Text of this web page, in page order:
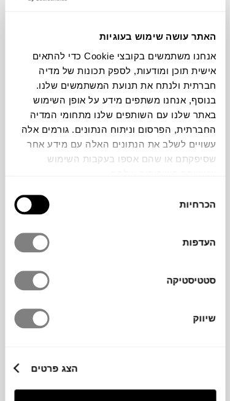
האתר עושה שימוש בעוגיות
אנחנו משתמשים בקובצי Cookie כדי להתאים
אישית תוכן ומודעות, לספק תכונות של מדיה
חברתית ולנתח את תנועת המשתמשים שלנו.
בנוסף, אנחנו משתפים מידע על אופן השימוש
באתר שלנו עם השותפים שלנו מתחומי המדיה
החברתית, הפרסום וניתוח הנתונים. גורמים אלה
עשויים לשלב את הנתונים האלה עם מידע אחר
שסיפקתם או שהם אספו בעקבות השימוש
הסכמה
הכרחיות
העדפות
סטטיסטיקה
שיווק
הצג פרטים
להדמיית AI Design
תוכלו למצוא אותי ב:
צבעים
שולחן המתכת של המותג הצרפתי
FERMOB
או הספה ולשמש כמקום האידיאלי למשקפי
המיוחדים והעיצוב יקפיצו את סביבת החוץ או
הפנים שלכם.